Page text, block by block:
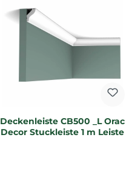
Deckenleiste CB500 _L Orac
Decor Stuckleiste 1 m Leiste